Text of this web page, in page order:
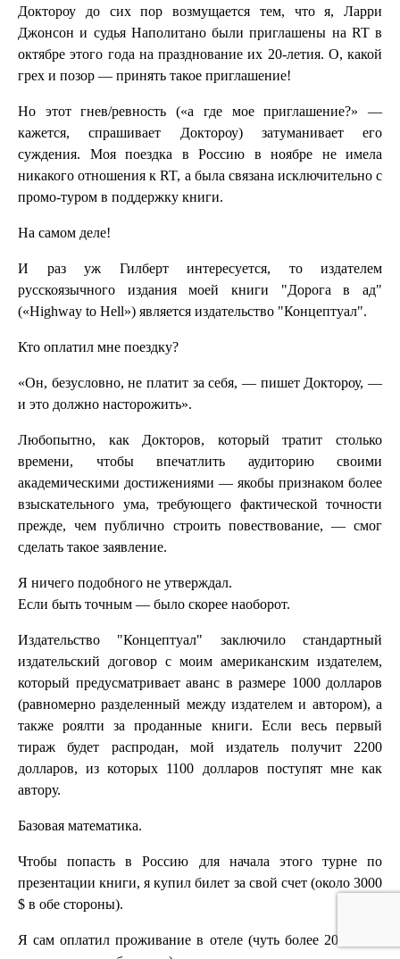
Доктороу до сих пор возмущается тем, что я, Ларри
Джонсон и судья Наполитано были приглашены на RT в
октябре этого года на празднование их 20-летия. О, какой
грех и позор — принять такое приглашение!
Но этот гнев/ревность («а где мое приглашение?» —
кажется, спрашивает Доктороу) затуманивает его
суждения. Моя поездка в Россию в ноябре не имела
никакого отношения к RT, а была связана исключительно с
промо-туром в поддержку книги.
На самом деле!
И раз уж Гилберт интересуется, то издателем
русскоязычного издания моей книги "Дорога в ад"
(«Highway to Hell») является издательство "Концептуал".
Кто оплатил мне поездку?
«Он, безусловно, не платит за себя, — пишет Доктороу, —
и это должно насторожить».
Любопытно, как Докторов, который тратит столько
времени, чтобы впечатлить аудиторию своими
академическими достижениями — якобы признаком более
взыскательного ума, требующего фактической точности
прежде, чем публично строить повествование, — смог
сделать такое заявление.
Я ничего подобного не утверждал.
Если быть точным — было скорее наоборот.
Издательство "Концептуал" заключило стандартный
издательский договор с моим американским издателем,
который предусматривает аванс в размере 1000 долларов
(равномерно разделенный между издателем и автором), а
также роялти за проданные книги. Если весь первый
тираж будет распродан, мой издатель получит 2200
долларов, из которых 1100 долларов поступят мне как
автору.
Базовая математика.
Чтобы попасть в Россию для начала этого турне по
презентации книги, я купил билет за свой счет (около 3000
$ в обе стороны).
Я сам оплатил проживание в отеле (чуть более 2000 $ за